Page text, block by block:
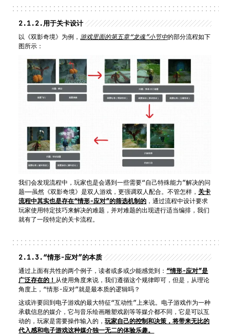
2.1.2.用于关卡设计
以《双影奇境》为例， 游戏里面的第五章“龙魂”小节中的部分流程如下
图所示：
我们会发现流程中，玩家也是会遇到一些需要“自己特殊能力”解决的问
题——虽然《双影奇境》是双人游戏，更强调双人配合。不管怎样， 关卡
流程中其实也是存在“情形-应对”的筛选机制的 ，通过流程中设计要求
玩家使用特定技巧来解决的难题，并对难题的出现进行适当编排，我们
就有了一段特定的关卡流程。
2.1.3.“情形-应对”的本质
通过上面有共性的两个例子，读者或多或少能感觉到： “情形-应对”是
广泛存在的！ 从使用角度来说，我们遵循这个规律即可，但是，从理论
角度上，“情形-应对”就是最本质的逻辑吗？
这或许要回到电子游戏的最大特征“互动性”上来说。电子游戏作为一种
承载信息的媒介，它与音乐绘画雕塑戏剧等等媒介都不同，它是可以互
动的，玩家是需要操作输入的，玩家自己的控制和决策，将带来无比的
代入感和电子游戏这种媒介独一无二的体验乐趣。